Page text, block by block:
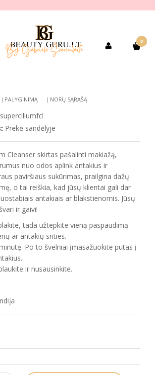
0
KATEGORIJOS
Pagal gamintoją
PRO FOAM ANTAKIŲ
Į PALYGINIMĄ Į NORŲ SĄRAŠĄ
superciliumfcl
Prekė sandėlyje
Cleanser skirtas pašalinti makiažą,
nuo odos aplink antakius ir
paviršiaus sukūrimas, prailgina dažų
o tai reiškia, kad jūsų klientai gali dar
antakiais ar blakstienomis. Jūsų
ir gaivi!
tada užtepkite vieną paspaudimą
ar antakių srities.
Po to švelniai įmasažuokite putas į
ir nusausinkite.